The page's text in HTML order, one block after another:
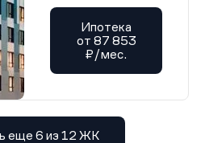
Ипотека
от 87 853
₽/мес.
еще 6 из 12 ЖК